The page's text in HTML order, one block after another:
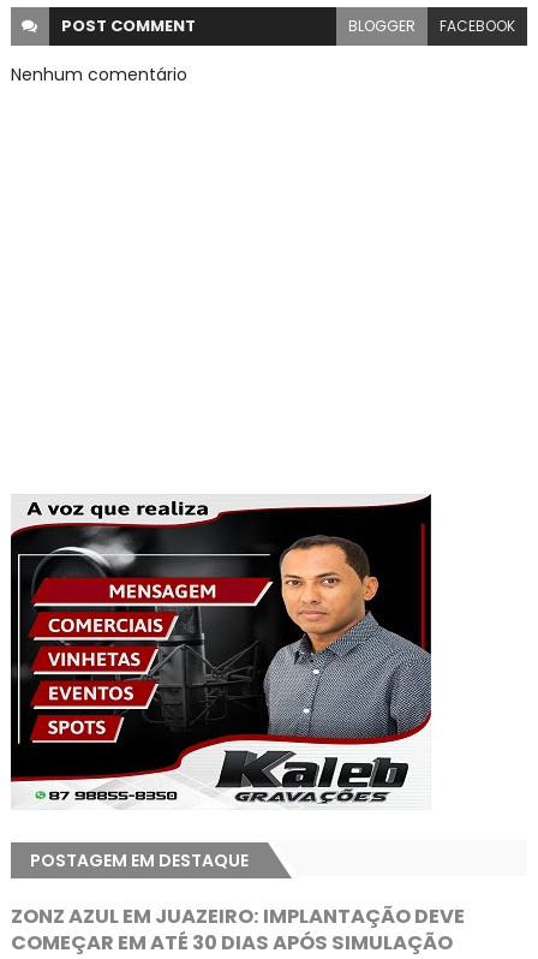
POST COMMENT BLOGGER FACEBOOK
Nenhum comentário
POSTAGEM EM DESTAQUE
ZONZ AZUL EM JUAZEIRO: IMPLANTAÇÃO DEVE
COMEÇAR EM ATÉ 30 DIAS APÓS SIMULAÇÃO